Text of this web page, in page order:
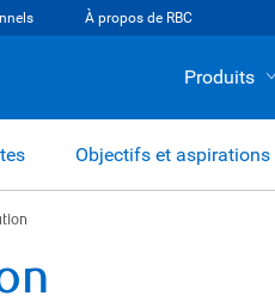
À propos de RBC
Produits
Objectifs et aspirations